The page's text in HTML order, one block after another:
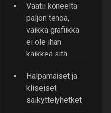
Vaatii koneelta
paljon tehoa,
vaikka grafiikka
ei ole ihan
kaikkea sitä
Halpamaiset ja
kliseiset
säikyttelyhetket